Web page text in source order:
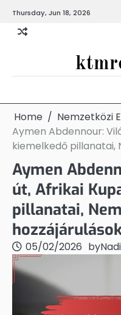
content
Thursday, Jun 18, 2026
Home
Nemzetközi
Aymen Abdennour:
kiemelkedő pillanatai,
Aymen
út, Afrikai
pillanatai,
05/02/2026 by